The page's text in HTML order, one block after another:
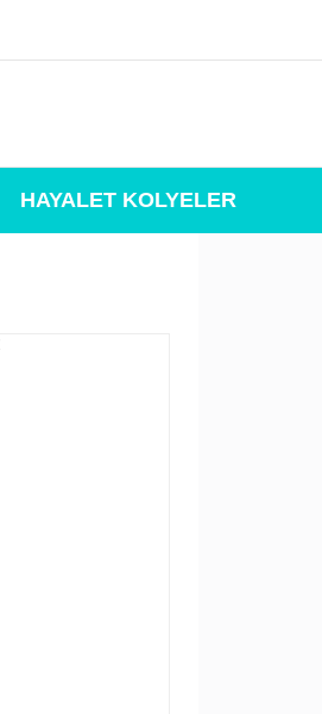
HAYALET KOLYELER